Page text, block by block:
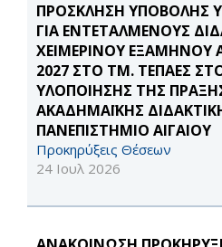
ΠΡΟΣΚΛΗΣΗ ΥΠΟΒΟΛΗΣ
ΓΙΑ ΕΝΤΕΤΑΛΜΕΝΟΥΣ
ΧΕΙΜΕΡΙΝΟΥ ΕΞΑΜΗΝΟΥ
2027 ΣΤΟ ΤΜ. ΤΕΠΑΕΣ
ΥΛΟΠΟΙΗΣΗΣ ΤΗΣ
ΑΚΑΔΗΜΑΪΚΗΣ
ΠΑΝΕΠΙΣΤΗΜΙΟ ΑΙΓΑΙΟΥ
Προκηρύξεις Θέσεων
24 Ιουλ 2026